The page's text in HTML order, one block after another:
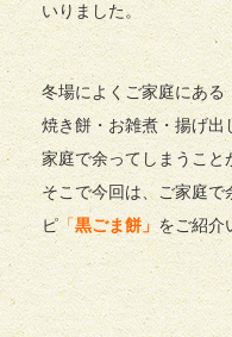
いりました。
冬場によくご家庭にある
焼き餅・お雑煮・揚げ
家庭で余ってしまうこと
そこで今回は、ご家庭
ピ「黒ごま餅」をご紹介